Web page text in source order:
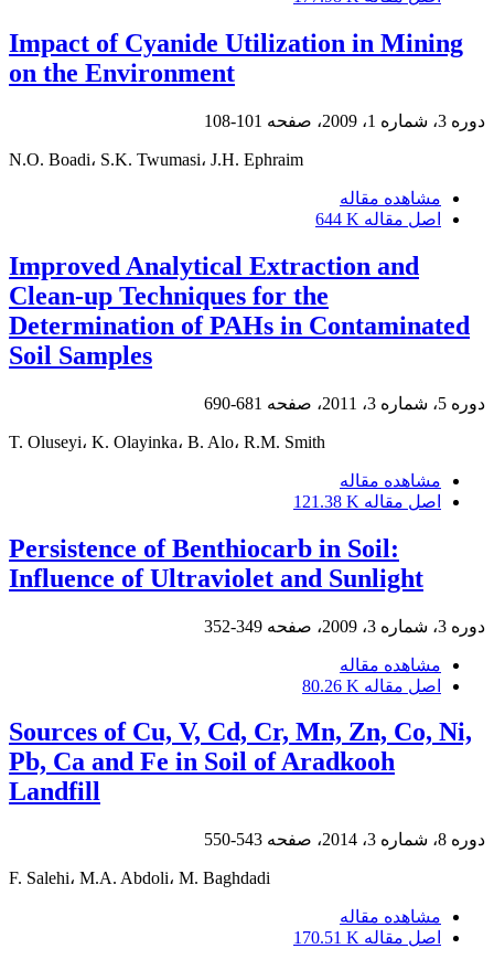
Impact of Cyanide Utilization in Mining
on the Environment
دوره 3، شماره 1، 2009، صفحه 101-108
N.O. Boadi، S.K. Twumasi، J.H. Ephraim
مشاهده مقاله
اصل مقاله 644 K
Improved Analytical Extraction and
Clean-up Techniques for the
Determination of PAHs in Contaminated
Soil Samples
دوره 5، شماره 3، 2011، صفحه 681-690
T. Oluseyi، K. Olayinka، B. Alo، R.M. Smith
مشاهده مقاله
اصل مقاله 121.38 K
Persistence of Benthiocarb in Soil:
Influence of Ultraviolet and Sunlight
دوره 3، شماره 3، 2009، صفحه 349-352
مشاهده مقاله
اصل مقاله 80.26 K
Sources of Cu, V, Cd, Cr, Mn, Zn, Co, Ni,
Pb, Ca and Fe in Soil of Aradkooh
Landfill
دوره 8، شماره 3، 2014، صفحه 543-550
F. Salehi، M.A. Abdoli، M. Baghdadi
مشاهده مقاله
اصل مقاله 170.51 K